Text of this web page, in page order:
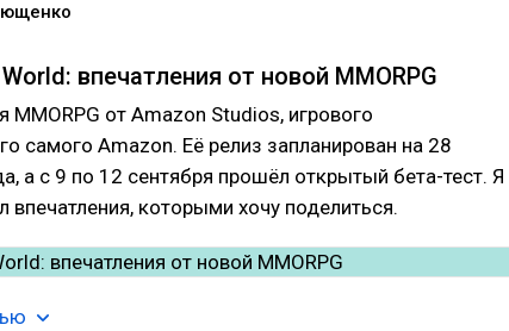
впечатления от новой MMORPG
MMORPG от Amazon Studios, игрового
самого Amazon. Её релиз запланирован на 28
а с 9 по 12 сентября прошёл открытый бета-тест. Я
впечатления, которыми хочу поделиться.